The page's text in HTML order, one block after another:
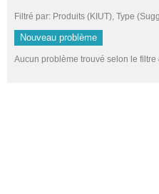
Filtré par: Produits (KIUT), Type
Nouveau problème
Aucun problème trouvé selon le